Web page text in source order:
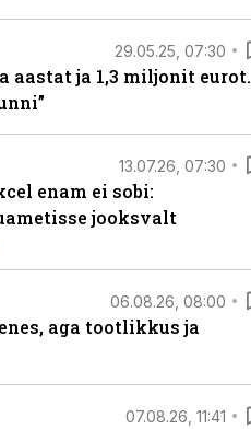
29.05.25, 07:30
aastat ja 1,3 miljonit eurot.
13.07.26, 07:30
enam ei sobi:
jooksvalt
06.08.26, 08:00
aga tootlikkus ja
07.08.26, 11:41